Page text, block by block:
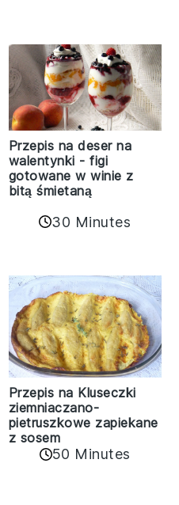
Przepis na deser na
walentynki - figi
gotowane w winie z
bitą śmietaną
30 Minutes
Przepis na Kluseczki
ziemniaczano-
pietruszkowe zapiekane
z sosem
50 Minutes